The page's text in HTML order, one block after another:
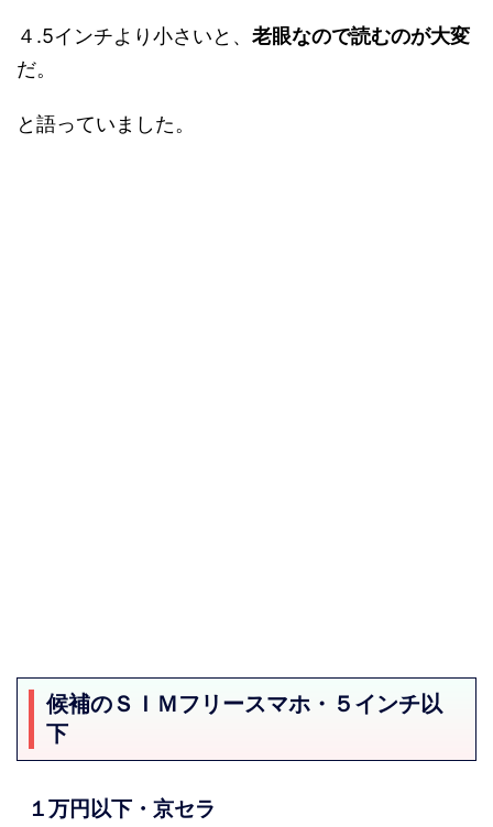
４.5インチより小さいと、 老眼なので読むのが大変
だ。
と語っていました。
候補のＳＩＭフリースマホ・５インチ以
下
１万円以下・京セラ